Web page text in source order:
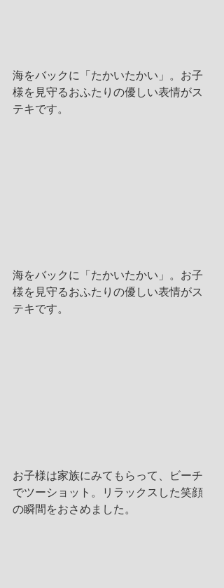
海をバックに「たかいたかい」。お子
様を見守るおふたりの優しい表情がス
テキです。
海をバックに「たかいたかい」。お子
様を見守るおふたりの優しい表情がス
テキです。
お子様は家族にみてもらって、ビーチ
でツーショット。リラックスした笑顔
の瞬間をおさめました。